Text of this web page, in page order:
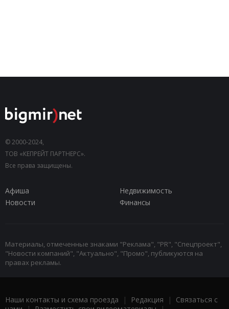
© 2000-2024,
ТОВ «КЕПРЕЙТ ПАРТНЕРС».
Все права защищены.
Афиша
Недвижимость
Новости
Финансы
Материалы, отмеченные знаками "Реклама", "PR", "Спецпроект",
"Новости компаний", "Актуально", "Промо", публикуются на
правах рекламы.
Наши контакты и схема проезда | Редакция | Связаться с